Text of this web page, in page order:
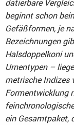
datierbare
beginnt schon
Gefäßformen, je
Bezeichnungen
Halsdoppelkoni
Urnentypen –
metrische Indizes
Formentwicklung
ein Gesamtpaket,